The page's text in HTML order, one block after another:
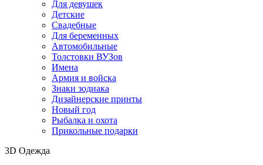
Для девушек
Детские
Свадебные
Для беременных
Автомобильные
Толстовки ВУЗов
Имена
Армия и войска
Знаки зодиака
Дизайнерские принты
Новый год
Рыбалка и охота
Прикольные подарки
3D Одежда